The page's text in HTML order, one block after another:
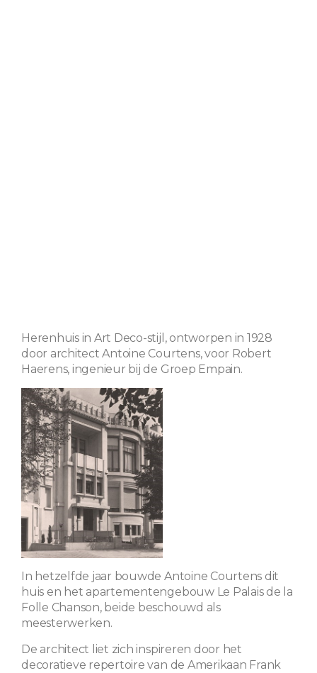
Herenhuis in Art Deco-stijl, ontworpen in 1928
door architect Antoine Courtens, voor Robert
Haerens, ingenieur bij de Groep Empain.
In hetzelfde jaar bouwde Antoine Courtens dit
huis en het apartementengebouw Le Palais de la
Folle Chanson, beide beschouwd als
meesterwerken.
De architect liet zich inspireren door het
decoratieve repertoire van de Amerikaan Frank